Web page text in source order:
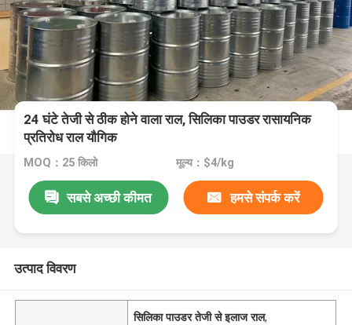
24 घंटे तेजी से ठीक होने वाला राल, सिलिका पाउडर रासायनिक
प्रतिरोध राल यौगिक
MOQ：25 किलो मूल्य：$4/kg
सबसे अच्छी कीमत हमसे संपर्क करें
उत्पाद विवरण
सिलिका पाउडर तेजी से इलाज राल,